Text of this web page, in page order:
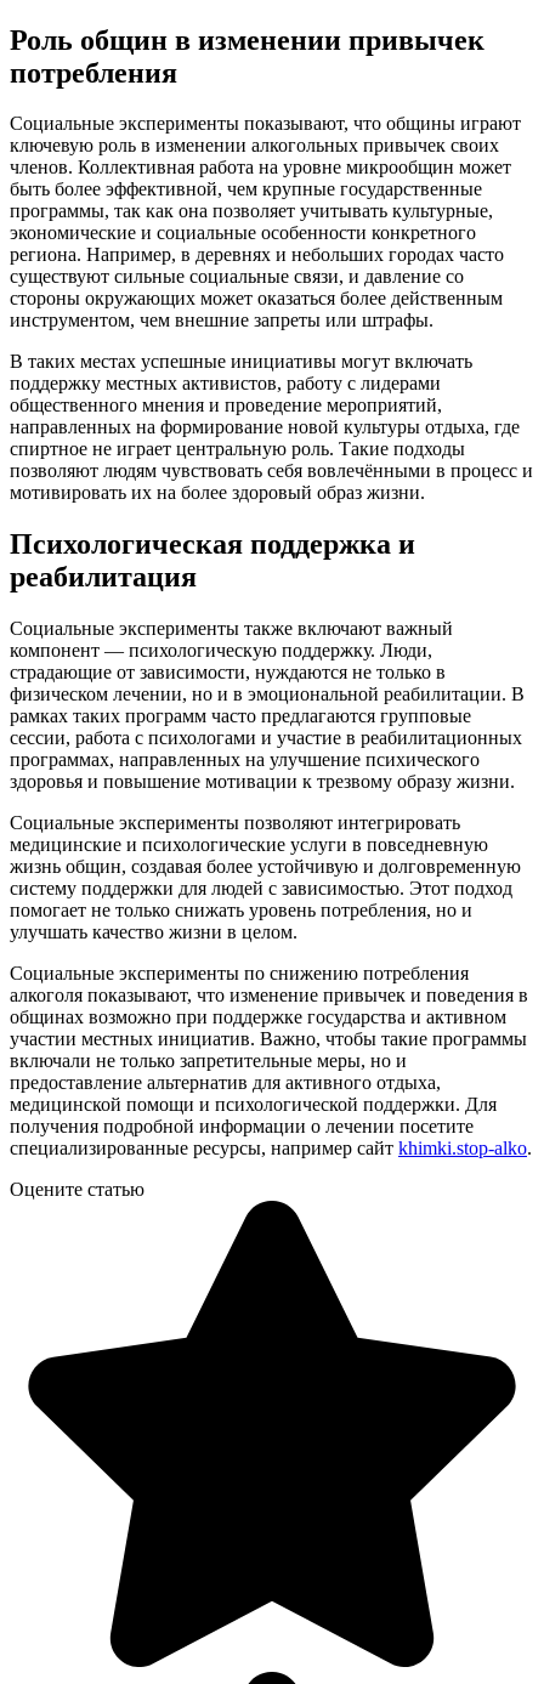
Роль общин в изменении привычек
потребления
Социальные эксперименты показывают, что общины играют
ключевую роль в изменении алкогольных привычек своих
членов. Коллективная работа на уровне микрообщин может
быть более эффективной, чем крупные государственные
программы, так как она позволяет учитывать культурные,
экономические и социальные особенности конкретного
региона. Например, в деревнях и небольших городах часто
существуют сильные социальные связи, и давление со
стороны окружающих может оказаться более действенным
инструментом, чем внешние запреты или штрафы.
В таких местах успешные инициативы могут включать
поддержку местных активистов, работу с лидерами
общественного мнения и проведение мероприятий,
направленных на формирование новой культуры отдыха, где
спиртное не играет центральную роль. Такие подходы
позволяют людям чувствовать себя вовлечёнными в процесс и
мотивировать их на более здоровый образ жизни.
Психологическая поддержка и
реабилитация
Социальные эксперименты также включают важный
компонент — психологическую поддержку. Люди,
страдающие от зависимости, нуждаются не только в
физическом лечении, но и в эмоциональной реабилитации. В
рамках таких программ часто предлагаются групповые
сессии, работа с психологами и участие в реабилитационных
программах, направленных на улучшение психического
здоровья и повышение мотивации к трезвому образу жизни.
Социальные эксперименты позволяют интегрировать
медицинские и психологические услуги в повседневную
жизнь общин, создавая более устойчивую и долговременную
систему поддержки для людей с зависимостью. Этот подход
помогает не только снижать уровень потребления, но и
улучшать качество жизни в целом.
Социальные эксперименты по снижению потребления
алкоголя показывают, что изменение привычек и поведения в
общинах возможно при поддержке государства и активном
участии местных инициатив. Важно, чтобы такие программы
включали не только запретительные меры, но и
предоставление альтернатив для активного отдыха,
медицинской помощи и психологической поддержки. Для
получения подробной информации о лечении посетите
специализированные ресурсы, например сайт khimki.stop-alko.
Оцените статью